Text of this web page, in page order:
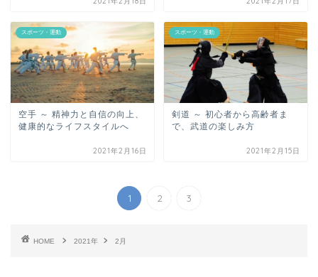
スポーツ・運動
空手 ～ 精神力と自信の向上、
健康的なライフスタイルへ
2021年2月16日
スポーツ・運動
剣道 ～ 初心者から高齢者ま
で、武道の楽しみ方
2021年2月15日
1 2 3
HOME 2021年 2月